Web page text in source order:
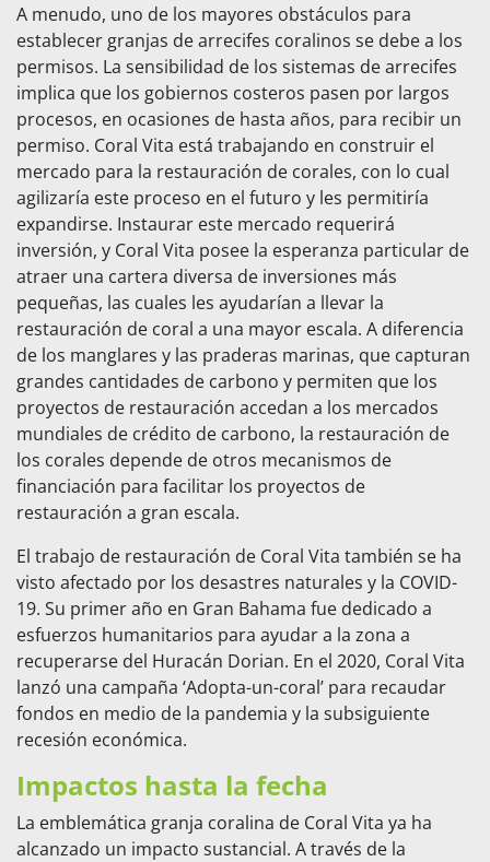
A menudo, uno de los mayores obstáculos para
establecer granjas de arrecifes coralinos se debe a los
permisos. La sensibilidad de los sistemas de arrecifes
implica que los gobiernos costeros pasen por largos
procesos, en ocasiones de hasta años, para recibir un
permiso. Coral Vita está trabajando en construir el
mercado para la restauración de corales, con lo cual
agilizaría este proceso en el futuro y les permitiría
expandirse. Instaurar este mercado requerirá
inversión, y Coral Vita posee la esperanza particular de
atraer una cartera diversa de inversiones más
pequeñas, las cuales les ayudarían a llevar la
restauración de coral a una mayor escala. A diferencia
de los manglares y las praderas marinas, que capturan
grandes cantidades de carbono y permiten que los
proyectos de restauración accedan a los mercados
mundiales de crédito de carbono, la restauración de
los corales depende de otros mecanismos de
financiación para facilitar los proyectos de
restauración a gran escala.
El trabajo de restauración de Coral Vita también se ha
visto afectado por los desastres naturales y la COVID-
19. Su primer año en Gran Bahama fue dedicado a
esfuerzos humanitarios para ayudar a la zona a
recuperarse del Huracán Dorian. En el 2020, Coral Vita
lanzó una campaña ‘Adopta-un-coral’ para recaudar
fondos en medio de la pandemia y la subsiguiente
recesión económica.
Impactos hasta la fecha
La emblemática granja coralina de Coral Vita ya ha
alcanzado un impacto sustancial. A través de la